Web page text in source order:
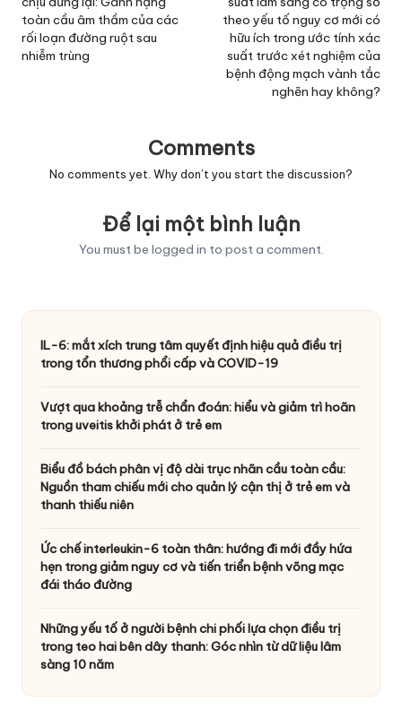
toàn cầu âm thầm của các
rối loạn đường ruột sau
nhiễm trùng
theo yếu tố nguy cơ mới có
hữu ích trong ước tính xác
suất trước xét nghiệm của
bệnh động mạch vành tắc
nghẽn hay không?
Comments
No comments yet. Why don’t you start the discussion?
Để lại một bình luận
You must be logged in to post a comment.
IL-6: mắt xích trung tâm quyết định hiệu quả điều trị
trong tổn thương phổi cấp và COVID-19
Vượt qua khoảng trễ chẩn đoán: hiểu và giảm trì hoãn
trong uveitis khởi phát ở trẻ em
Biểu đồ bách phân vị độ dài trục nhãn cầu toàn cầu:
Nguồn tham chiếu mới cho quản lý cận thị ở trẻ em và
thanh thiếu niên
Ức chế interleukin-6 toàn thân: hướng đi mới đầy hứa
hẹn trong giảm nguy cơ và tiến triển bệnh võng mạc
đái tháo đường
Những yếu tố ở người bệnh chi phối lựa chọn điều trị
trong teo hai bên dây thanh: Góc nhìn từ dữ liệu lâm
sàng 10 năm